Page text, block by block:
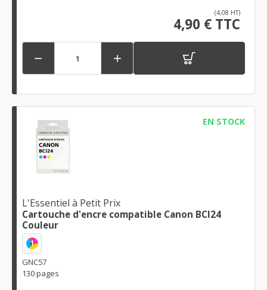
(4,08 HT)
4,90 € TTC
 
EN STOCK
L'Essentiel à Petit Prix
Cartouche d'encre compatible Canon BCI24
Couleur
1
GNC57
130 pages